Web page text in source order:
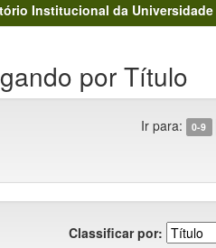
Institucional da
por Título
Ir para: 0-9
Classificar por: